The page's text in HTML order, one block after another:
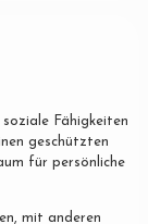
Fähigkeiten
geschützten
für persönliche
mit anderen